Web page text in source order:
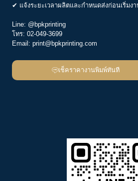
✔ แจ้งระยะเวลาผลิตและกำหนดส่งก่อนเริ่มง
Line: @bpkprinting
โทร: 02-049-3699
Email: print@bpkprinting.com
เช็คราคางานพิมพ์ทันที